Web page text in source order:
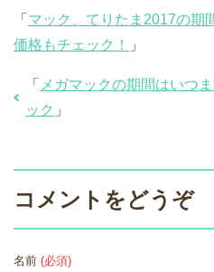
「 マック、てりたま2017の期
価格もチェック！
」
「 メガマックの期間はいつ
ック 」
コメントをどうぞ
名前 (必須)